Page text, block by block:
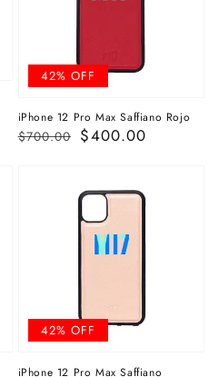
iPhone 12 Pro Max Saffiano Rojo
Precio
$700.00
Precio
$400.00
42% OFF
iPhone 12 Pro Max Saffiano
42% OFF